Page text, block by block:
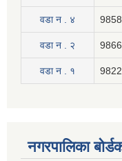
वडा न . ४
वडा न . २
वडा न . १
नगरपालिका